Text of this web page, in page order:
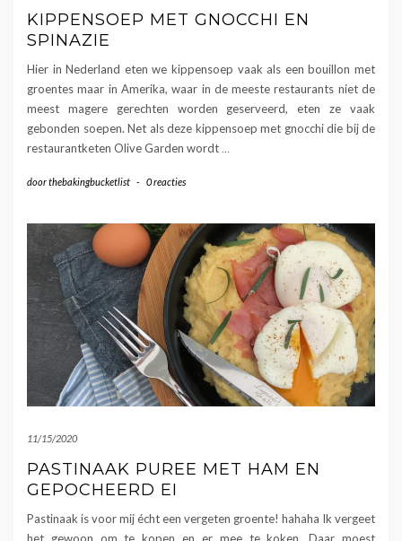
KIPPENSOEP MET GNOCCHI EN
SPINAZIE
Hier in Nederland eten we kippensoep vaak als een bouillon met
groentes maar in Amerika, waar in de meeste restaurants niet de
meest magere gerechten worden geserveerd, eten ze vaak
gebonden soepen. Net als deze kippensoep met gnocchi die bij de
restaurantketen Olive Garden wordt …
doorthebakingbucketlist - 0 reacties
11/15/2020
PASTINAAK PUREE MET HAM EN
GEPOCHEERD EI
Pastinaak is voor mij écht een vergeten groente! hahaha Ik vergeet
het gewoon om te kopen en er mee te koken. Daar moest